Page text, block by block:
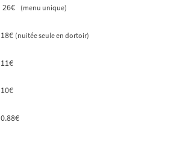
26€ (menu unique)
18€ (nuitée seule en dortoir)
11€
10€
0.88€